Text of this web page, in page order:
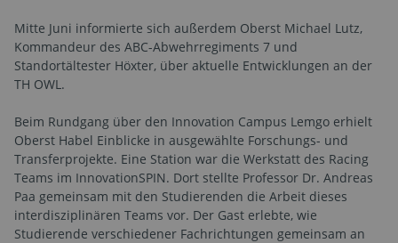
Mitte Juni informierte sich außerdem Oberst Michael Lutz,
Kommandeur des ABC-Abwehrregiments 7 und
Standortältester Höxter, über aktuelle Entwicklungen an der
TH OWL.
Beim Rundgang über den Innovation Campus Lemgo erhielt
Oberst Habel Einblicke in ausgewählte Forschungs- und
Transferprojekte. Eine Station war die Werkstatt des Racing
Teams im InnovationSPIN. Dort stellte Professor Dr. Andreas
Paa gemeinsam mit den Studierenden die Arbeit dieses
interdisziplinären Teams vor. Der Gast erlebte, wie
Studierende verschiedener Fachrichtungen gemeinsam an